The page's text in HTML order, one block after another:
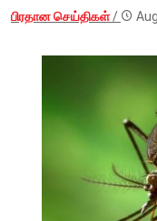
பிரதான செய்திகள்/